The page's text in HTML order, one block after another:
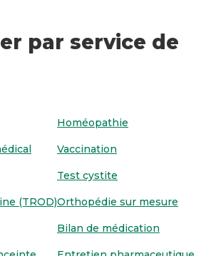
par service de
Homéopathie
Vaccination
Test cystite
(TROD)Orthopédie sur mesure
Bilan de médication